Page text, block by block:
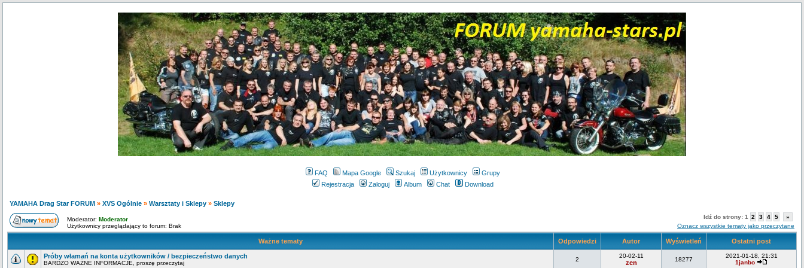
FAQ Mapa Google Szukaj Użytkownicy
Grupy
Rejestracja
Zaloguj Album Chat Download
YAMAHA Drag Star FORUM » XVS Ogólnie » Warsztaty i Sklepy » Sklepy
Moderator: Moderator
Użytkownicy przeglądający to forum: Brak
Idź do strony: 1 2 3 4 5
»
Oznacz wszystkie tematy jako przeczytane
Ważne tematy Odpowiedzi Autor Wyświetleń Ostatni post
Próby włamań na konta użytkowników / bezpieczeństwo danych
BARDZO WAŻNE INFORMACJE, proszę przeczytaj
2
20-02-11
zen 18277
2021-01-18, 21:31
1janbo